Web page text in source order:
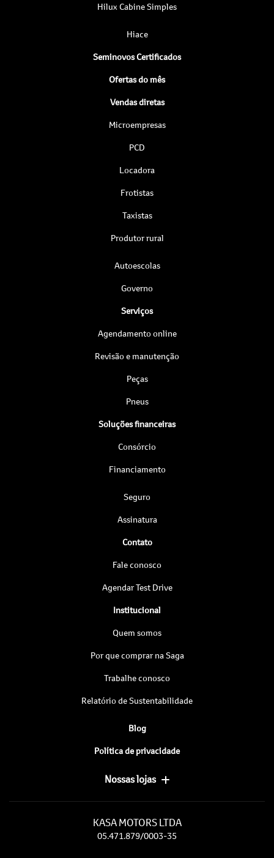
Hilux Cabine Simples
Hiace
Seminovos Certificados
Ofertas do mês
Vendas diretas
Microempresas
PCD
Locadora
Frotistas
Taxistas
Produtor rural
Autoescolas
Governo
Serviços
Agendamento online
Revisão e manutenção
Peças
Pneus
Soluções financeiras
Consórcio
Financiamento
Seguro
Assinatura
Contato
Fale conosco
Agendar Test Drive
Institucional
Quem somos
Por que comprar na Saga
Trabalhe conosco
Relatório de Sustentabilidade
Blog
Política de privacidade
Nossas lojas
KASA MOTORS LTDA
05.471.879/0003-35